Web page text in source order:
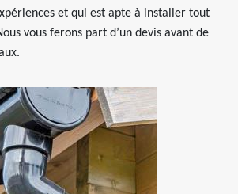
et qui est apte à installer tout
vous ferons part d’un devis avant de